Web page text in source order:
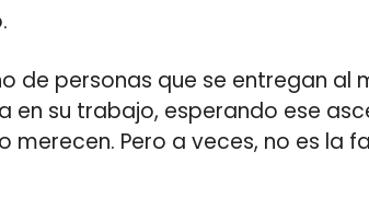
de personas que se entregan al
en su trabajo, esperando ese
Pero a veces, no es la